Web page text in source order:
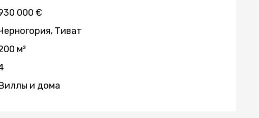
000 €
Тиват
м²
и дома